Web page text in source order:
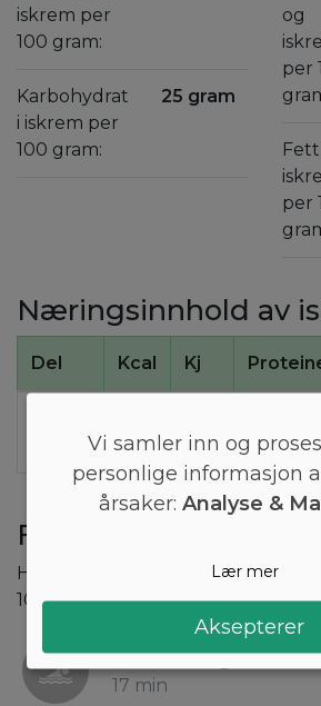
iskrem per
100 gram:
Karbohydrat
i iskrem per
100 gram:
25 gram
og
per
Fett
per
Næringsinnhold av
Del Kcal Kj
iskrem
Forbrenning av
Hvor lang tid vil det ta å brenne
100 gram iskrem?
Svømming
17 min
Vi samler inn og
personlige informasjon
årsaker: Analyse &
Lær mer
Aksepterer